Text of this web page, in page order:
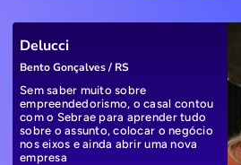
Delucci
Bento Gonçalves / RS
Sem saber muito sobre
empreendedorismo, o casal contou
com o Sebrae para aprender tudo
sobre o assunto, colocar o negócio
nos eixos e ainda abrir uma nova
empresa